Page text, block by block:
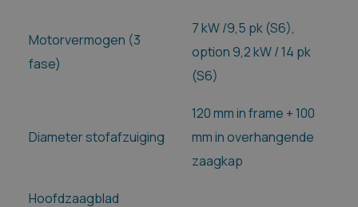
Motorvermogen (3
fase)
7 kW /9,5 pk (S6),
option 9,2 kW / 14 pk
(S6)
Diameter stofafzuiging
120 mm in frame + 100
mm in overhangende
zaagkap
Hoofdzaagblad